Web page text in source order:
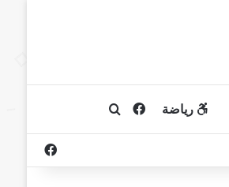
رياضة فيسبوكبحث عن